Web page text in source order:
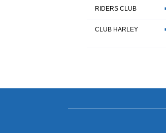
RIDERS CLUB
CLUB HARLEY